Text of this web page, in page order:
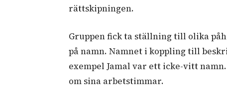
rättskipningen.
Gruppen fick ta ställning till olika
på namn. Namnet i koppling till
exempel Jamal var ett icke-vitt
om sina arbetstimmar.